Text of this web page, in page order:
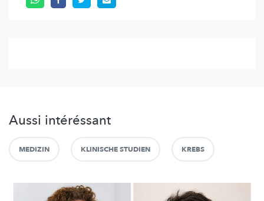
Aussi intéréssant
MEDIZIN KLINISCHE STUDIEN KREBS